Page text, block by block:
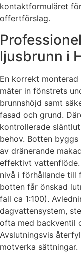
kontaktformuläret
offertförslag.
ljusbrunn i
En korrekt
mäter in fönstrets
brunnshöjd samt
fasad och grund.
kontrollerade
behov. Botten
av dränerande
effektivt vattenflöde.
nivå i förhållande till
botten får önskad
fall ca 1:100).
dagvattensystem,
ofta med backventil
Avslutningsvis
motverka sättningar.